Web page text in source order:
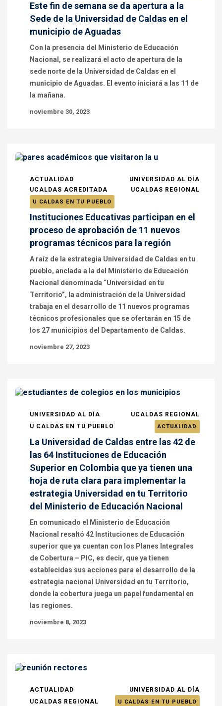
Este fin de semana se da apertura a la
Sede de la Universidad de Caldas en el
municipio de Aguadas
Con la presencia del Ministerio de Educación
Nacional, se realizará el acto de apertura de la
sede norte de la Universidad de Caldas en el
municipio de Aguadas. El evento iniciará a las 11 de
la mañana.
noviembre 30, 2023
ACTUALIDAD
UNIVERSIDAD AL DÍA
UCALDAS ACREDITADA
UCALDAS REGIONAL
U CALDAS EN TU PUEBLO
Instituciones Educativas participan en el
proceso de aprobación de 11 nuevos
programas técnicos para la región
A raíz de la estrategia Universidad de Caldas en tu
pueblo, anclada a la del Ministerio de Educación
Nacional denominada “Universidad en tu
Territorio”, la administración de la Universidad
trabaja en el desarrollo de 11 nuevos programas
técnicos profesionales que se ofertarán en 15 de
los 27 municipios del Departamento de Caldas.
noviembre 27, 2023
UNIVERSIDAD AL DÍA
UCALDAS REGIONAL
U CALDAS EN TU PUEBLO
ACTUALIDAD
La Universidad de Caldas entre las 42 de
las 64 Instituciones de Educación
Superior en Colombia que ya tienen una
hoja de ruta clara para implementar la
estrategia Universidad en tu Territorio
del Ministerio de Educación Nacional
En comunicado el Ministerio de Educación
Nacional resaltó 42 Instituciones de Educación
superior que ya cuentan con los Planes Integrales
de Cobertura – PIC, es decir, que ya tienen
establecidas sus acciones para el desarrollo de la
estrategia nacional Universidad en tu Territorio,
donde la cobertura juega un papel fundamental en
las regiones.
noviembre 8, 2023
ACTUALIDAD
UNIVERSIDAD AL DÍA
UCALDAS REGIONAL
U CALDAS EN TU PUEBLO